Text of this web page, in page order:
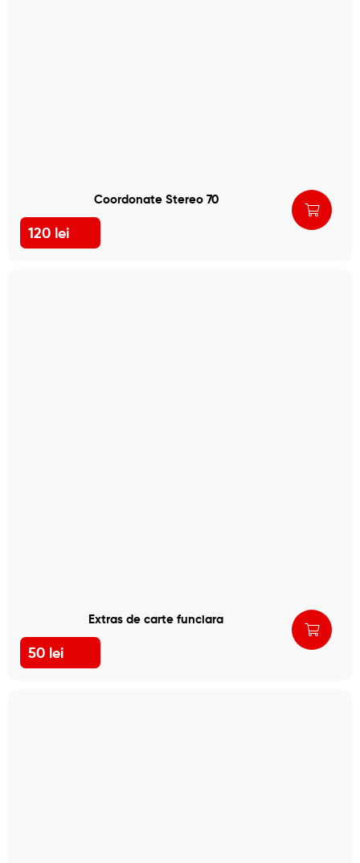
Coordonate Stereo 70
120 lei
Extras de carte funciara
50 lei